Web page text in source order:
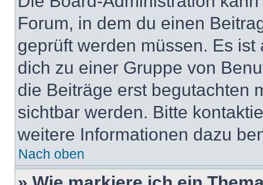
Forum, in dem du einen
geprüft werden müssen. Es
dich zu einer Gruppe von
die Beiträge erst begutachten
sichtbar werden. Bitte
weitere Informationen dazu
Nach oben